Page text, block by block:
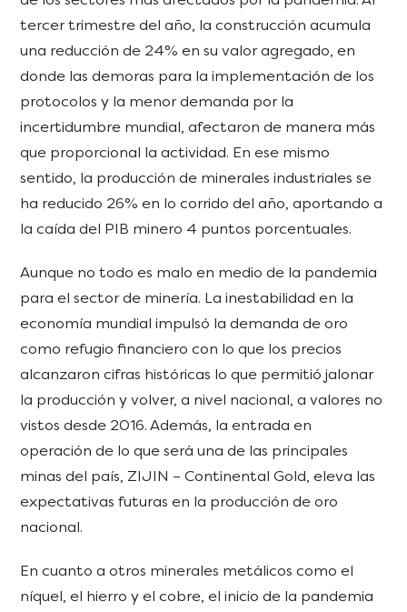
tercer trimestre del año, la construcción acumula
una reducción de 24% en su valor agregado, en
donde las demoras para la implementación de los
protocolos y la menor demanda por la
incertidumbre mundial, afectaron de manera más
que proporcional la actividad. En ese mismo
sentido, la producción de minerales industriales se
ha reducido 26% en lo corrido del año, aportando a
la caída del PIB minero 4 puntos porcentuales.
Aunque no todo es malo en medio de la pandemia
para el sector de minería. La inestabilidad en la
economía mundial impulsó la demanda de oro
como refugio financiero con lo que los precios
alcanzaron cifras históricas lo que permitió jalonar
la producción y volver, a nivel nacional, a valores no
vistos desde 2016. Además, la entrada en
operación de lo que será una de las principales
minas del país, ZIJIN – Continental Gold, eleva las
expectativas futuras en la producción de oro
nacional.
En cuanto a otros minerales metálicos como el
níquel, el hierro y el cobre, el inicio de la pandemia